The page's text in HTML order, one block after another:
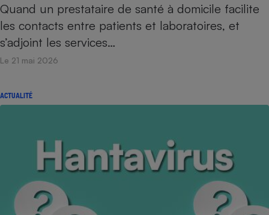
Quand un prestataire de santé à domicile facilite
les contacts entre patients et laboratoires, et
s’adjoint les services…
Le 21 mai 2026
ACTUALITÉ